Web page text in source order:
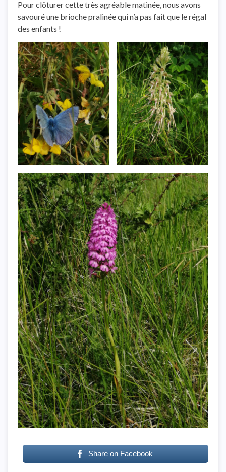
Pour clôturer cette très agréable matinée, nous avons
savouré une brioche pralinée qui n’a pas fait que le régal
des enfants !
Share on Facebook